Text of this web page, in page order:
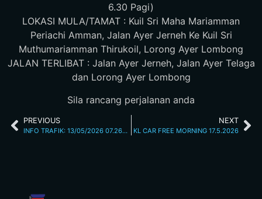
6.30 Pagi)
LOKASI MULA/TAMAT : Kuil Sri Maha Mariamman
Periachi Amman, Jalan Ayer Jerneh Ke Kuil Sri
Muthumariamman Thirukoil, Lorong Ayer Lombong
JALAN TERLIBAT : Jalan Ayer Jerneh, Jalan Ayer Telaga
dan Lorong Ayer Lombong
Sila rancang perjalanan anda
PREVIOUS
INFO TRAFIK: 13/05/2026 07.26AM
NEXT
KL CAR FREE MORNING 17.5.2026